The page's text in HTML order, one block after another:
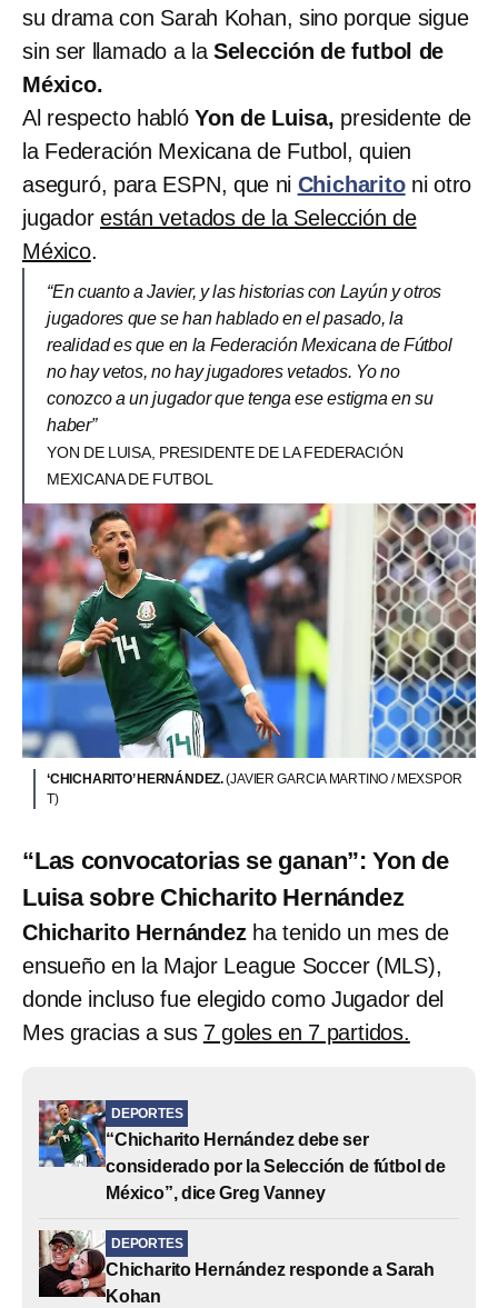
su drama con Sarah Kohan, sino porque sigue
sin ser llamado a la Selección de futbol de
México.
Al respecto hablóYon de Luisa, presidente de
la Federación Mexicana de Futbol, quien
aseguró, para ESPN, que ni Chicharitoni otro
jugador están vetados de la Selección de
México.
“En cuanto a Javier, y las historias con Layún y otros
jugadores que se han hablado en el pasado, la
realidad es que en la Federación Mexicana de Fútbol
no hay vetos, no hay jugadores vetados. Yo no
conozco a un jugador que tenga ese estigma en su
haber”
YON DE LUISA, PRESIDENTE DE LA FEDERACIÓN
MEXICANA DE FUTBOL
‘CHICHARITO’ HERNÁNDEZ.(JAVIER GARCIA MARTINO / MEXSPOR
T)
“Las convocatorias se ganan”: Yon de
Luisa sobre Chicharito Hernández
Chicharito Hernándezha tenido un mes de
ensueño en la Major League Soccer (MLS),
donde incluso fue elegido como Jugador del
Mes gracias a sus 7 goles en 7 partidos.
DEPORTES
“Chicharito Hernández debe ser
considerado por la Selección de fútbol de
México”, dice Greg Vanney
DEPORTES
Chicharito Hernández responde a Sarah
Kohan